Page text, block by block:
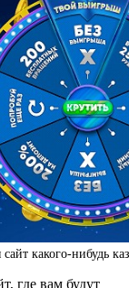
какого-нибудь
где вам будут